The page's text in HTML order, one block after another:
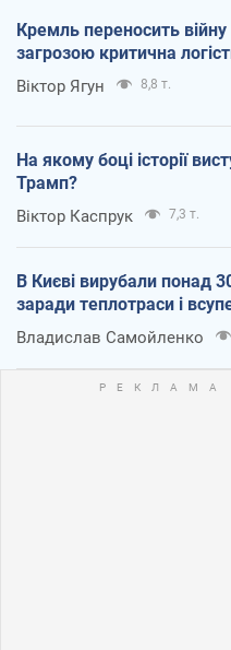
Кремль переносить
загрозою критична
Віктор Ягун 8,8 т.
На якому боці історії
Трамп?
Віктор Каспрук 7,3 т.
В Києві вирубали понад
заради теплотраси і
Владислав Самойленко